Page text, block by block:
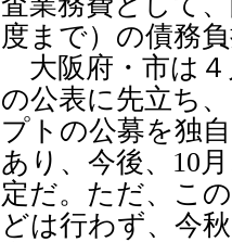
度まで）の債務
大阪府・市は４
の公表に先立ち
プトの公募を独
あり、今後、10
定だ。ただ、こ
どは行わず、今